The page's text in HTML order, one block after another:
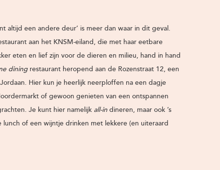
altijd een andere deur’ is meer dan waar in dit geval.
aan het KNSM-eiland, die met haar eetbare
eten en lief zijn voor de dieren en milieu, hand in hand
dining restaurant heropend aan de Rozenstraat 12, een
Hier kun je heerlijk neerploffen na een dagje
of gewoon genieten van een ontspannen
Je kunt hier namelijk all-indineren, maar ook ’s
lunch of een wijntje drinken met lekkere (en uiteraard